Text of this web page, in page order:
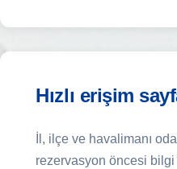
Hızlı erişim
İl, ilçe ve havalimanı
rezervasyon öncesi